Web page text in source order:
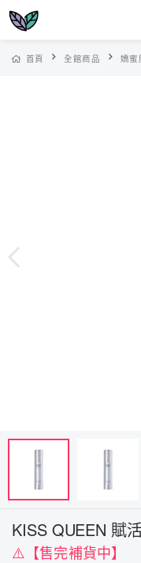
首頁 全館商品 嬌蜜
KISS QUEEN 賦
⚠️【售完補貨中】